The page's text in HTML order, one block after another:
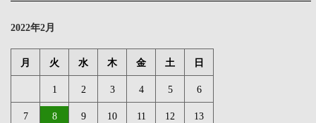
2022年2月
月 火 水 木 金 土 日
1 2 3 4 5 6
7 8 9 10 11 12 13